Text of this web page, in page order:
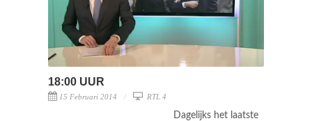
18:00 UUR
15 Februari 2014 RTL 4
Dagelijks het laatste